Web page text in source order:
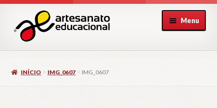
para
navegação
para
conteúdo
Menu
INÍCIO IMG_0607 IMG_0607